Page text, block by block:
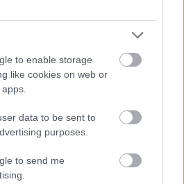
to enable storage
like cookies on web or
data to be sent to
purposes.
to send me